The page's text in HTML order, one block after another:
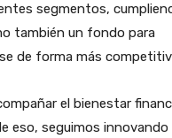
segmentos,
también un fondo para
de forma más
el bienestar
eso, seguimos innovando